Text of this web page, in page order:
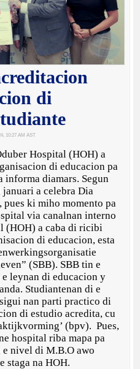
di
10:27 AM AST
Hospital (HOH) a
di educacion pa
informa diamars. Segun
a celebra Dia
ki miho momento pa
via canalnan interno
(HOH) a caba di ricibi
di educacion, esta
(SBB). SBB tin e
leynan di educacion y
Studiantenan di e
nan parti practico di
di estudio acredita, cu
(bpv). Pues,
hospital riba mapa pa
nivel di M.B.O awo
staga na HOH.